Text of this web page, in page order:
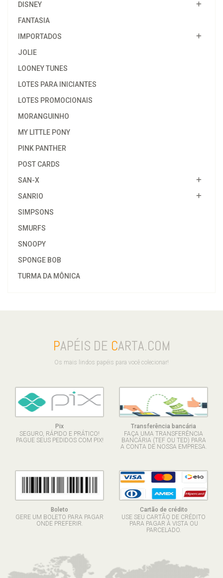
DISNEY
FANTASIA
IMPORTADOS
JOLIE
LOONEY TUNES
LOTES PARA INICIANTES
LOTES PROMOCIONAIS
MORANGUINHO
MY LITTLE PONY
PINK PANTHER
POST CARDS
SAN-X
SANRIO
SIMPSONS
SMURFS
SNOOPY
SPONGE BOB
TURMA DA MÔNICA
PAPÉIS DE CARTA.COM
Os mais lindos papéis para você colecionar!
Pix
SEGURO, RÁPIDO E PRÁTICO!
PAGUE SEUS PEDIDOS COM PIX!
Transferência bancária
FAÇA UMA TRANSFERÊNCIA
BANCÁRIA (TEF OU TED) PARA
A CONTA DE NOSSA EMPRESA.
Boleto
GERE UM BOLETO PARA PAGAR
ONDE PREFERIR.
Cartão de crédito
USE SEU CARTÃO DE CRÉDITO
PARA PAGAR À VISTA OU
PARCELADO.